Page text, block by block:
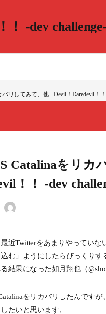
！ -dev challenge-
バリしてみて、他 - Devil！Daredevil！！
Catalinaをリカ
！！ -dev
近Twitterをあまりやっていな
む」ようにしたらびっくり
結果になった如月翔也（
をリカバリしたんです
たいと思います。